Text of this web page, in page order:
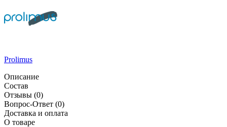
Prolimus
Описание
Состав
Отзывы (0)
Вопрос-Ответ (0)
Доставка и оплата
О товаре